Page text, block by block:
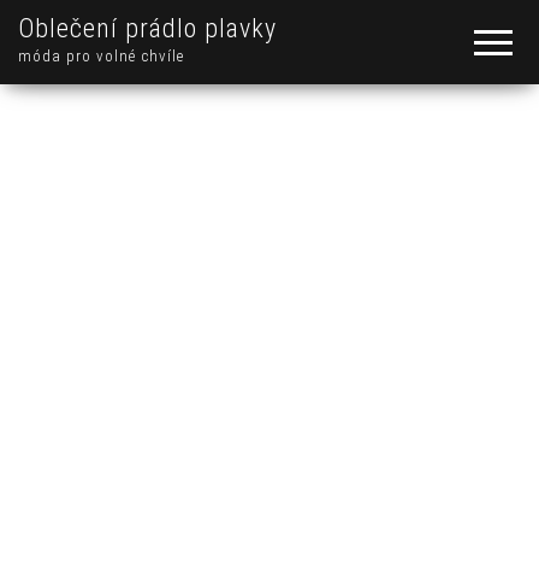
Oblečení prádlo plavky
móda pro volné chvíle